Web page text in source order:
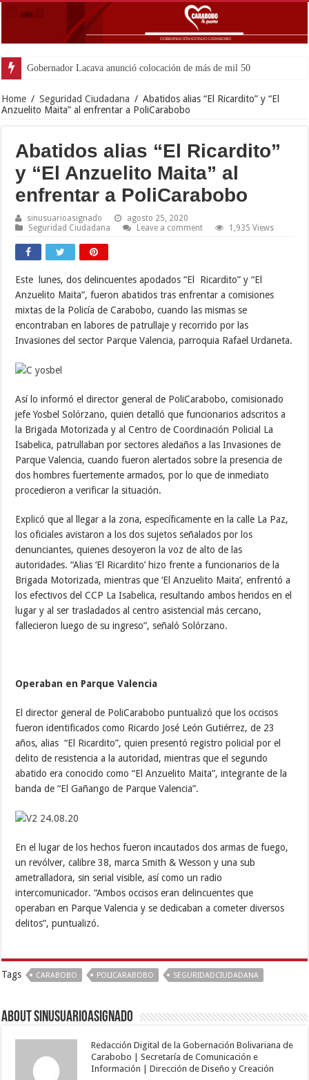
Home / Seguridad Ciudadana / Abatidos alias “El Ricardito” y “El
Anzuelito Maita” al enfrentar a PoliCarabobo
Abatidos alias “El Ricardito”
y “El Anzuelito Maita” al
enfrentar a PoliCarabobo
sinusuarioasignado
agosto 25, 2020
Seguridad Ciudadana
Leave a comment 1,935 Views
Este lunes, dos delincuentes apodados “El Ricardito” y “El
Anzuelito Maita”, fueron abatidos tras enfrentar a comisiones
mixtas de la Policía de Carabobo, cuando las mismas se
encontraban en labores de patrullaje y recorrido por las
Invasiones del sector Parque Valencia, parroquia Rafael Urdaneta.
Así lo informó el director general de PoliCarabobo, comisionado
jefe Yosbel Solórzano, quien detalló que funcionarios adscritos a
la Brigada Motorizada y al Centro de Coordinación Policial La
Isabelica, patrullaban por sectores aledaños a las Invasiones de
Parque Valencia, cuando fueron alertados sobre la presencia de
dos hombres fuertemente armados, por lo que de inmediato
procedieron a verificar la situación.
Explicó que al llegar a la zona, específicamente en la calle La Paz,
los oficiales avistaron a los dos sujetos señalados por los
denunciantes, quienes desoyeron la voz de alto de las
autoridades. “Alias ‘El Ricardito’ hizo frente a funcionarios de la
Brigada Motorizada, mientras que ‘El Anzuelito Maita’, enfrentó a
los efectivos del CCP La Isabelica, resultando ambos heridos en el
lugar y al ser trasladados al centro asistencial más cercano,
fallecieron luego de su ingreso”, señaló Solórzano.
Operaban en Parque Valencia
El director general de PoliCarabobo puntualizó que los occisos
fueron identificados como Ricardo José León Gutiérrez, de 23
años, alias “El Ricardito”, quien presentó registro policial por el
delito de resistencia a la autoridad, mientras que el segundo
abatido era conocido como “El Anzuelito Maita”, integrante de la
banda de “El Gañango de Parque Valencia”.
En el lugar de los hechos fueron incautados dos armas de fuego,
un revólver, calibre 38, marca Smith & Wesson y una sub
ametralladora, sin serial visible, así como un radio
intercomunicador. “Ambos occisos eran delincuentes que
operaban en Parque Valencia y se dedicaban a cometer diversos
delitos”, puntualizó.
Tags CARABOBO POLICARABOBO SEGURIDADCIUDADANA
About sinusuarioasignado
Redacción Digital de la Gobernación Bolivariana de
Carabobo | Secretaría de Comunicación e
Información | Dirección de Diseño y Creación